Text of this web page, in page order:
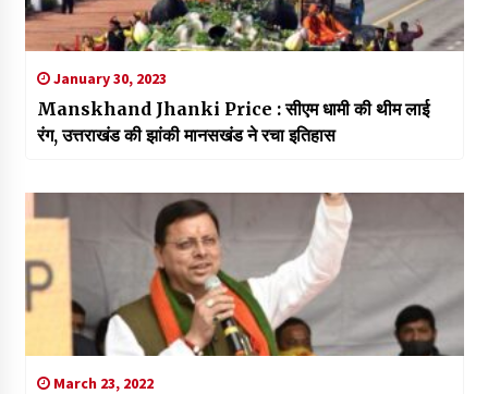
January 30, 2023
Manskhand Jhanki Price : सीएम धामी की थीम लाई
रंग, उत्तराखंड की झांकी मानसखंड ने रचा इतिहास
March 23, 2022